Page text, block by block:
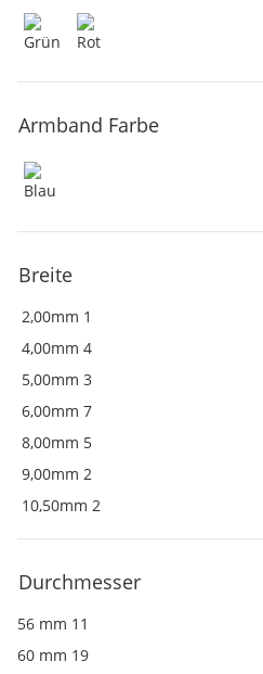
Armband Farbe
Breite
2,00mm 1
4,00mm 4
5,00mm 3
6,00mm 7
8,00mm 5
9,00mm 2
10,50mm 2
Durchmesser
56 mm 11
60 mm 19